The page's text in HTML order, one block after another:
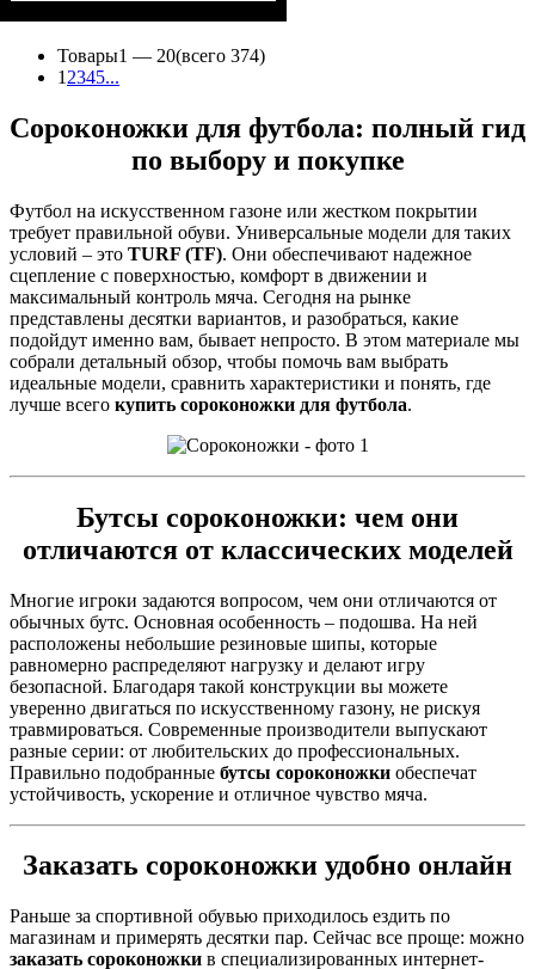
Товары1 — 20(всего 374)
1 2345...
Сороконожки для футбола: полный гид
по выбору и покупке
Футбол на искусственном газоне или жестком покрытии
требует правильной обуви. Универсальные модели для таких
условий – это TURF (TF). Они обеспечивают надежное
сцепление с поверхностью, комфорт в движении и
максимальный контроль мяча. Сегодня на рынке
представлены десятки вариантов, и разобраться, какие
подойдут именно вам, бывает непросто. В этом материале мы
собрали детальный обзор, чтобы помочь вам выбрать
идеальные модели, сравнить характеристики и понять, где
лучше всего купить сороконожки для футбола.
Бутсы сороконожки: чем они
отличаются от классических моделей
Многие игроки задаются вопросом, чем они отличаются от
обычных бутс. Основная особенность – подошва. На ней
расположены небольшие резиновые шипы, которые
равномерно распределяют нагрузку и делают игру
безопасной. Благодаря такой конструкции вы можете
уверенно двигаться по искусственному газону, не рискуя
травмироваться. Современные производители выпускают
разные серии: от любительских до профессиональных.
Правильно подобранные бутсы сороконожки обеспечат
устойчивость, ускорение и отличное чувство мяча.
Заказать сороконожки удобно онлайн
Раньше за спортивной обувью приходилось ездить по
магазинам и примерять десятки пар. Сейчас все проще: можно
заказать сороконожки в специализированных интернет-